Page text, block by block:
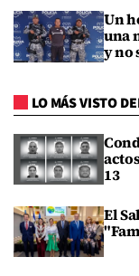
Un
una
y no
LO MÁS VISTO
13
El